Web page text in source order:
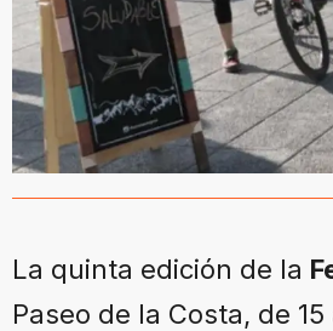
La quinta edición de la
Paseo de la Costa, de